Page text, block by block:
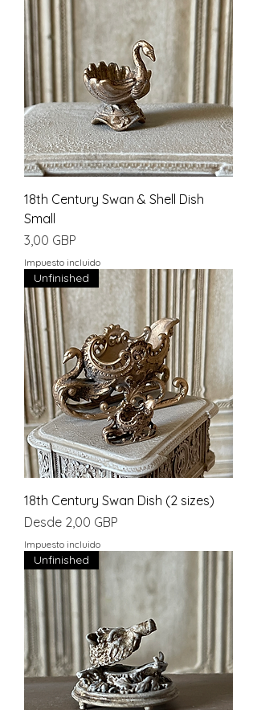
18th Century Swan & Shell Dish
Small
Precio
3,00 GBP
Impuesto incluido
Unfinished
18th Century Swan Dish (2 sizes)
Desde 2,00 GBP
Precio de oferta
Impuesto incluido
Unfinished